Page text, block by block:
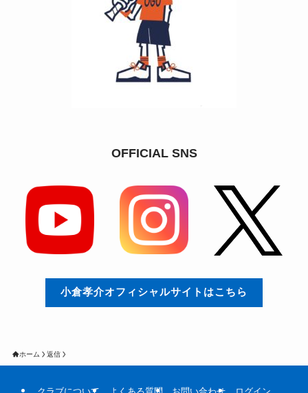
OFFICIAL SNS
小倉孝介オフィシャルサイトはこちら
ホーム 返信